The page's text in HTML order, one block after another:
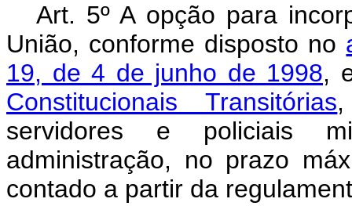
Art. 5º A opção para
União, conforme disposto no
19, de 4 de junho de 1998,
Constitucionais Transitórias
servidores e policiais
administração, no prazo
contado a partir da